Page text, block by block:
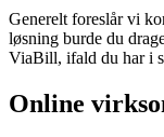
Generelt foreslår vi
løsning burde du
ViaBill, ifald du har i
Online